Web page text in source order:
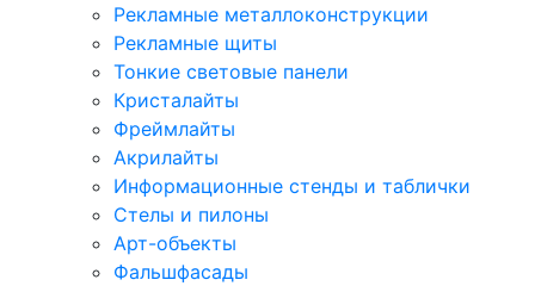
Рекламные металлоконструкции
Рекламные щиты
Тонкие световые панели
Кристалайты
Фреймлайты
Акрилайты
Информационные стенды и таблички
Стелы и пилоны
Арт-объекты
Фальшфасады